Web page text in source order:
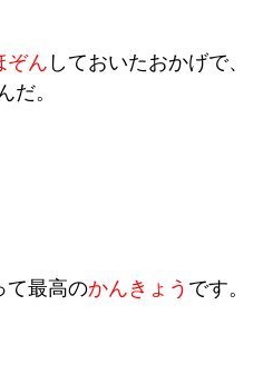
ぞん しておいたおかげで、
だ。
最高のかんきょう です。